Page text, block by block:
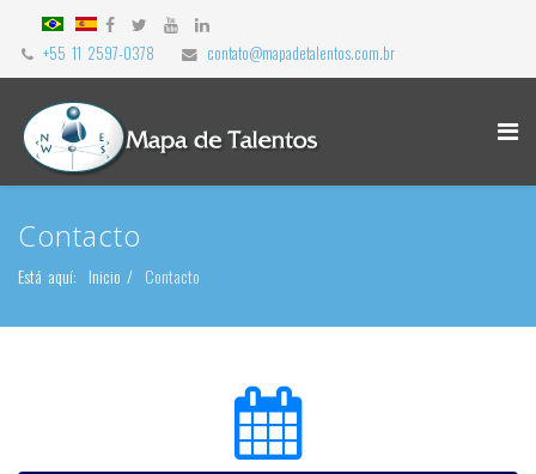
+55 11 2597-0378 contato@mapadetalentos.com.br
Contacto
Está aquí: Inicio Contacto